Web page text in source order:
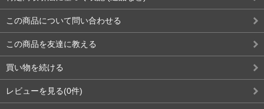
この商品について問い合わせる
この商品を友達に教える
買い物を続ける
レビューを見る(0件)